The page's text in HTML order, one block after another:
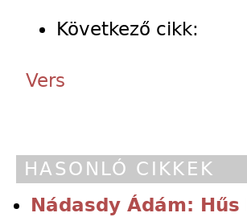
Következő cikk:
Vers
HASONLÓ CIKKEK
Nádasdy Ádám: